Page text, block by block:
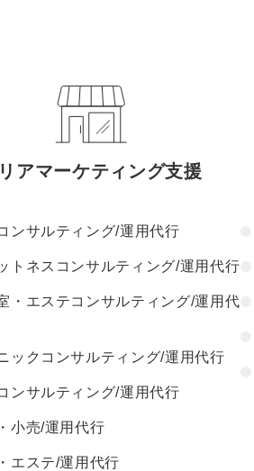
アマーケティング支援
ンサルティング/運用代行
トネスコンサルティング/運用代行
・エステコンサルティング/運用代
ックコンサルティング/運用代行
ンサルティング/運用代行
小売/運用代行
エステ/運用代行